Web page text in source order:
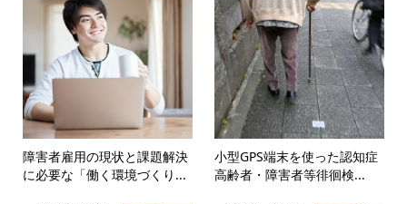
障害者雇用の現状と課題解決
に必要な「働く環境づくり...
小型GPS端末を使った認知症
高齢者・障害者等徘徊検...